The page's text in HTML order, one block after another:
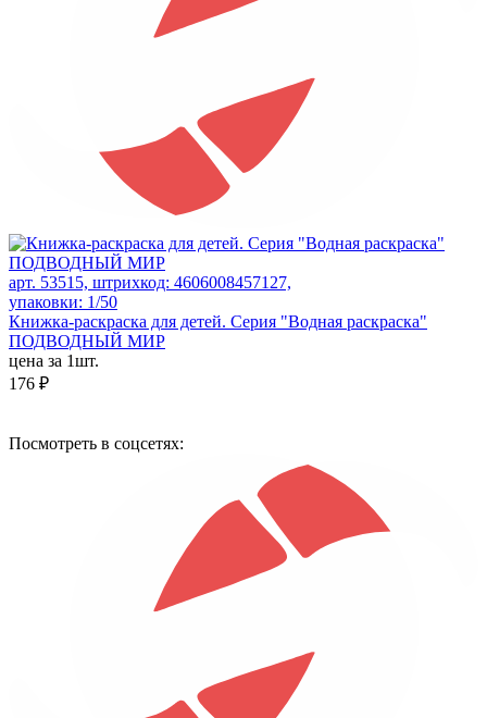
арт. 53515, штрихкод: 4606008457127,
упаковки: 1/50
Книжка-раскраска для детей. Серия "Водная раскраска"
ПОДВОДНЫЙ МИР
цена за 1шт.
176 ₽
Посмотреть в соцсетях: